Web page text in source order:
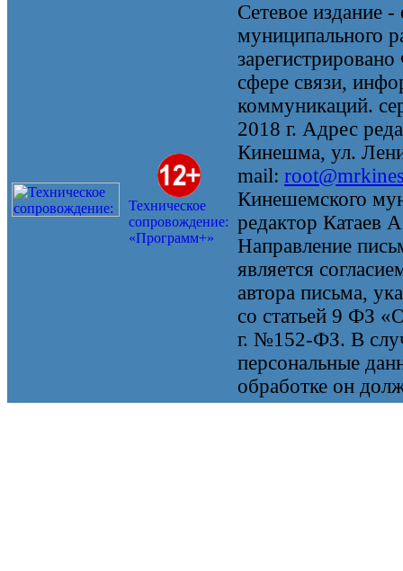
Техническое
сопровождение:
«Программ+»
Сетевое издание
муниципального
сфере связи,
коммуникаций.
2018 г. Адрес
Кинешма, ул.
mail:
Кинешемского
редактор Катаев
Направление
является
автора письма,
со статьей 9 ФЗ
г. №152-ФЗ. В
персональные
обработке он